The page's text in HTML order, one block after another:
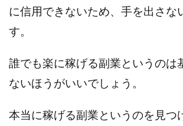
に信用できないため、手を出さな
す。
誰でも楽に稼げる副業というのは
ないほうがいいでしょう。
本当に稼げる副業というのを見つ